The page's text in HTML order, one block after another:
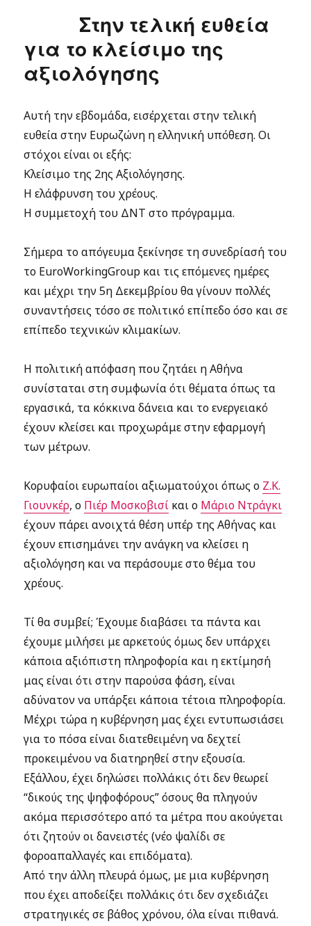
Στην τελική ευθεία
για το κλείσιμο της
αξιολόγησης
Αυτή την εβδομάδα, εισέρχεται στην τελική
ευθεία στην Ευρωζώνη η ελληνική υπόθεση. Οι
στόχοι είναι οι εξής:
Κλείσιμο της 2ης Αξιολόγησης.
Η ελάφρυνση του χρέους.
Η συμμετοχή του ΔΝΤ στο πρόγραμμα.
Σήμερα το απόγευμα ξεκίνησε τη συνεδρίασή του
το EuroWorkingGroup και τις επόμενες ημέρες
και μέχρι την 5η Δεκεμβρίου θα γίνουν πολλές
συναντήσεις τόσο σε πολιτικό επίπεδο όσο και σε
επίπεδο τεχνικών κλιμακίων.
Η πολιτική απόφαση που ζητάει η Αθήνα
συνίσταται στη συμφωνία ότι θέματα όπως τα
εργασικά, τα κόκκινα δάνεια και το ενεργειακό
έχουν κλείσει και προχωράμε στην εφαρμογή
των μέτρων.
Κορυφαίοι ευρωπαίοι αξιωματούχοι όπως ο Ζ.Κ.
Γιουνκέρ, ο Πιέρ Μοσκοβισί και ο Μάριο Ντράγκι
έχουν πάρει ανοιχτά θέση υπέρ της Αθήνας και
έχουν επισημάνει την ανάγκη να κλείσει η
αξιολόγηση και να περάσουμε στο θέμα του
χρέους.
Τί θα συμβεί; Έχουμε διαβάσει τα πάντα και
έχουμε μιλήσει με αρκετούς όμως δεν υπάρχει
κάποια αξιόπιστη πληροφορία και η εκτίμησή
μας είναι ότι στην παρούσα φάση, είναι
αδύνατον να υπάρξει κάποια τέτοια πληροφορία.
Μέχρι τώρα η κυβέρνηση μας έχει εντυπωσιάσει
για το πόσα είναι διατεθειμένη να δεχτεί
προκειμένου να διατηρηθεί στην εξουσία.
Εξάλλου, έχει δηλώσει πολλάκις ότι δεν θεωρεί
“δικούς της ψηφοφόρους” όσους θα πληγούν
ακόμα περισσότερο από τα μέτρα που ακούγεται
ότι ζητούν οι δανειστές (νέο ψαλίδι σε
φοροαπαλλαγές και επιδόματα).
Από την άλλη πλευρά όμως, με μια κυβέρνηση
που έχει αποδείξει πολλάκις ότι δεν σχεδιάζει
στρατηγικές σε βάθος χρόνου, όλα είναι πιθανά.